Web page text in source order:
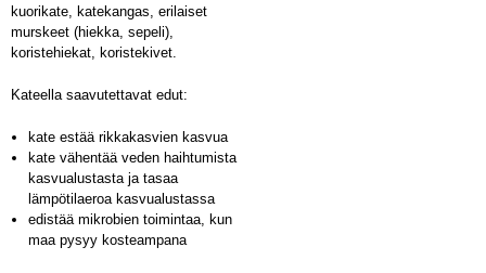
kuorikate, katekangas, erilaiset
murskeet (hiekka, sepeli),
koristehiekat, koristekivet.
Kateella saavutettavat edut:
kate estää rikkakasvien kasvua
kate vähentää veden haihtumista
kasvualustasta ja tasaa
lämpötilaeroa kasvualustassa
edistää mikrobien toimintaa, kun
maa pysyy kosteampana